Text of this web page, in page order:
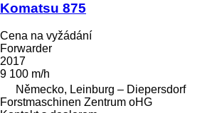
Komatsu 875
Cena na vyžádání
Forwarder
2017
9 100 m/h
Německo, Leinburg – Diepersdorf
Forstmaschinen Zentrum oHG